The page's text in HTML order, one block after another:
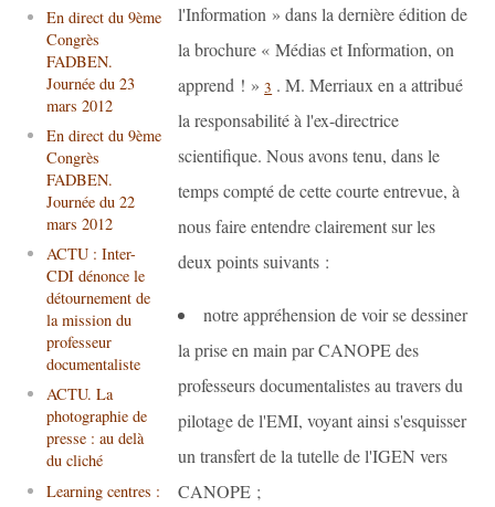
En direct du 9ème
Congrès
FADBEN.
Journée du 23
mars 2012
En direct du 9ème
Congrès
FADBEN.
Journée du 22
mars 2012
ACTU : Inter-
CDI dénonce le
détournement de
la mission du
professeur
documentaliste
ACTU. La
photographie de
presse : au delà
du cliché
Learning centres :
l'Information » dans la dernière édition de
la brochure « Médias et Information, on
apprend ! » 3 . M. Merriaux en a attribué
la responsabilité à l'ex-directrice
scientifique. Nous avons tenu, dans le
temps compté de cette courte entrevue, à
nous faire entendre clairement sur les
deux points suivants :
notre appréhension de voir se dessiner
la prise en main par CANOPE des
professeurs documentalistes au travers du
pilotage de l'EMI, voyant ainsi s'esquisser
un transfert de la tutelle de l'IGEN vers
CANOPE ;